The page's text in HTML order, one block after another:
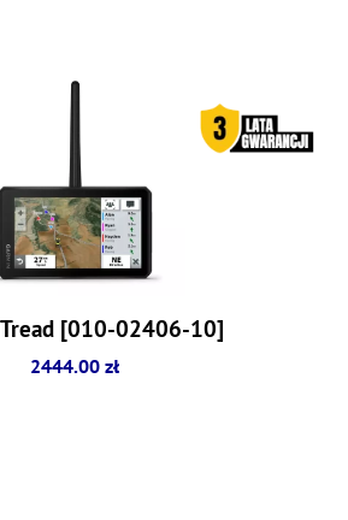
[010-02406-10]
2444.00 zł